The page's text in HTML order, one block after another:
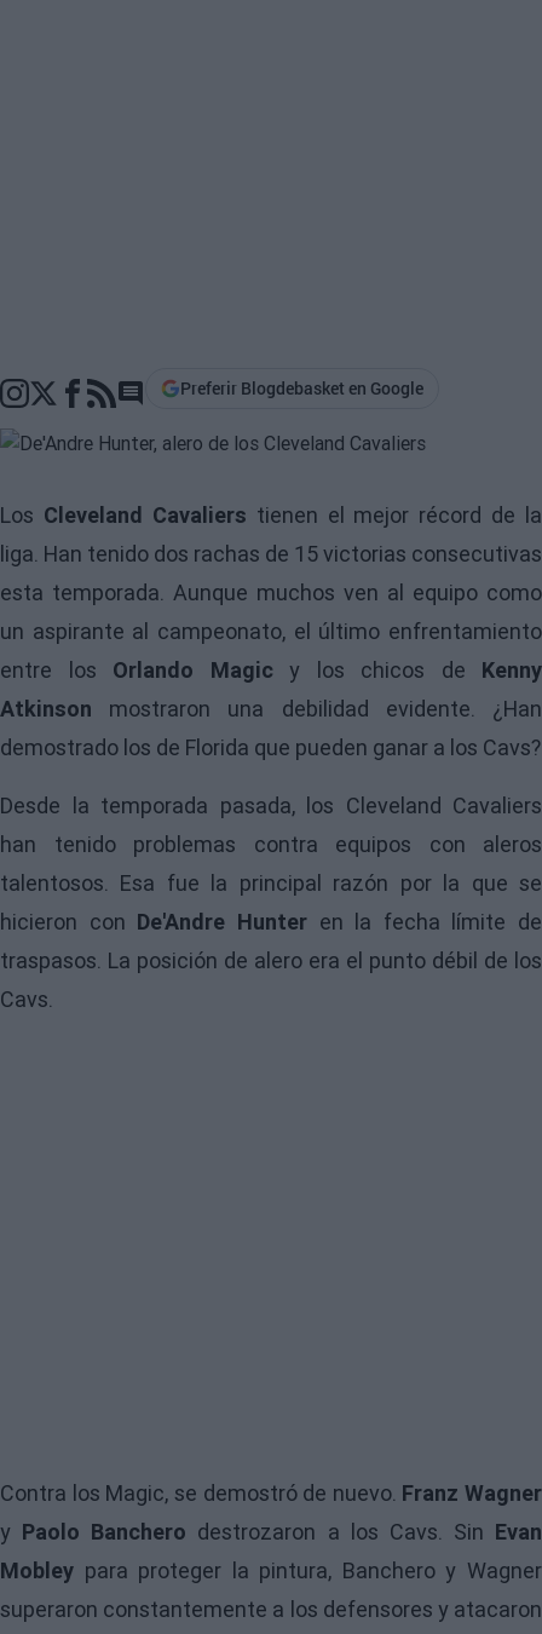
Go to comments section
Preferir Blogdebasket en Google
Los Cleveland Cavaliers tienen el mejor récord de la
liga. Han tenido dos rachas de 15 victorias consecutivas
esta temporada. Aunque muchos ven al equipo como
un aspirante al campeonato, el último enfrentamiento
entre los Orlando Magic y los chicos de Kenny
Atkinson mostraron una debilidad evidente. ¿Han
demostrado los de Florida que pueden ganar a los Cavs?
Desde la temporada pasada, los Cleveland Cavaliers
han tenido problemas contra equipos con aleros
talentosos. Esa fue la principal razón por la que se
hicieron con De'Andre Hunteren la fecha límite de
traspasos. La posición de alero era el punto débil de los
Cavs.
Contra los Magic, se demostró de nuevo. Franz Wagner
y Paolo Banchero destrozaron a los Cavs. Sin Evan
Mobley para proteger la pintura, Banchero y Wagner
superaron constantemente a los defensores y atacaron